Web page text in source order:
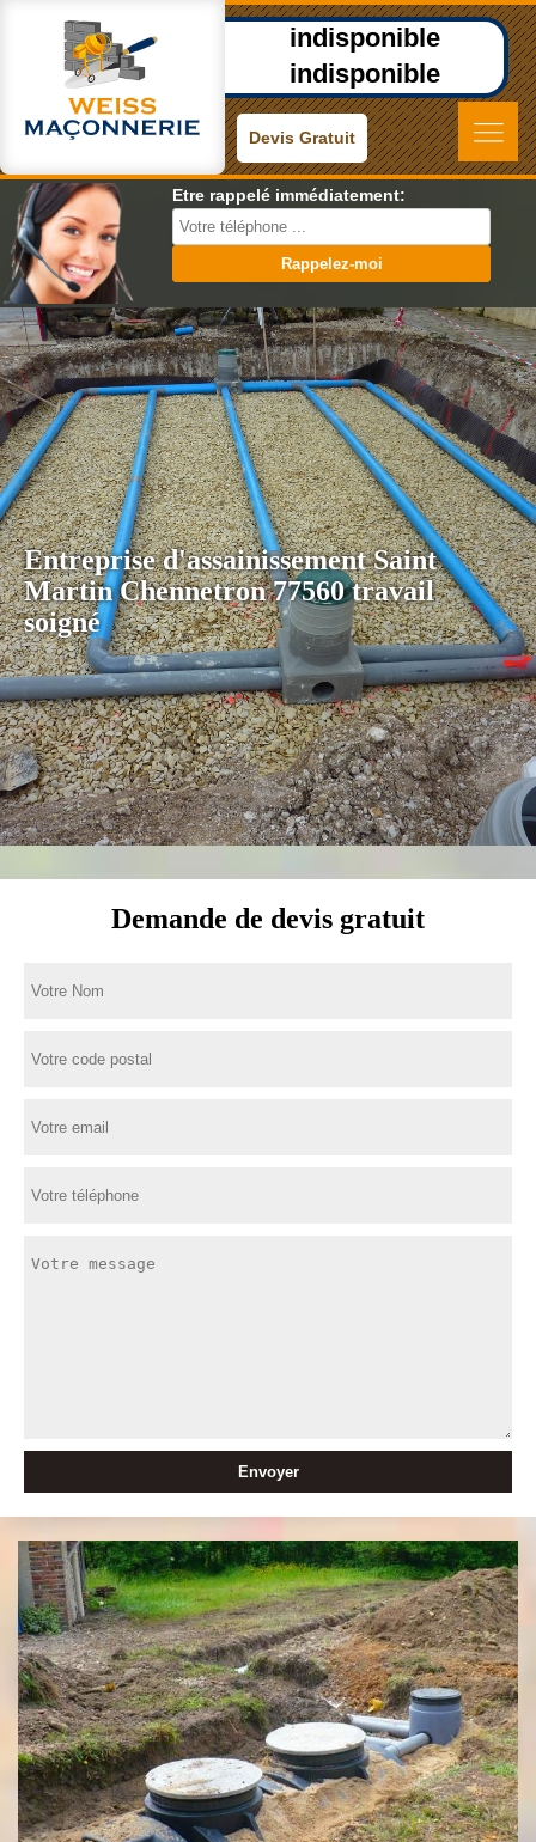
indisponible
indisponible
Devis Gratuit
Etre rappelé immédiatement:
Entreprise d'assainissement Saint
Martin Chennetron 77560 travail
soigné
Demande de devis gratuit